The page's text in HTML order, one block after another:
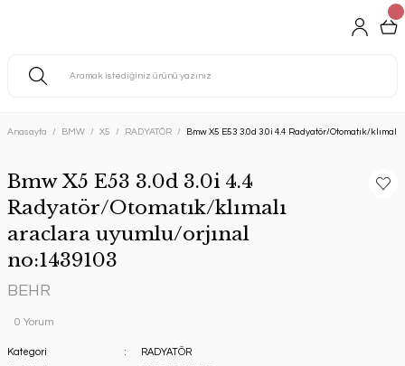
Anasayfa BMW X5 RADYATÖR Bmw X5 E53 3.0d 3.0i 4.4 Radyatör/Otomatık/
Bmw X5 E53 3.0d 3.0i 4.4
Radyatör/Otomatık/klımalı
araclara uyumlu/orjınal
no:1439103
BEHR
0 Yorum
Kategori
RADYATÖR